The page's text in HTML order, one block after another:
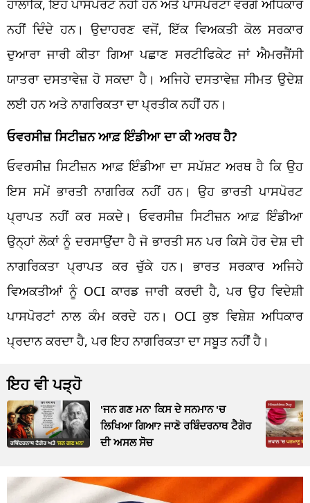
ਹਾਲਾਂਕਿ, ਇਹ ਪਾਸਪੋਰਟ ਨਹੀਂ ਹਨ ਅਤੇ ਪਾਸਪੋਰਟਾਂ ਵਰਗੇ ਅਧਿਕਾਰ
ਨਹੀਂ ਦਿੰਦੇ ਹਨ। ਉਦਾਹਰਣ ਵਜੋਂ, ਇੱਕ ਵਿਅਕਤੀ ਕੋਲ ਸਰਕਾਰ
ਦੁਆਰਾ ਜਾਰੀ ਕੀਤਾ ਗਿਆ ਪਛਾਣ ਸਰਟੀਫਿਕੇਟ ਜਾਂ ਐਮਰਜੈਂਸੀ
ਯਾਤਰਾ ਦਸਤਾਵੇਜ਼ ਹੋ ਸਕਦਾ ਹੈ। ਅਜਿਹੇ ਦਸਤਾਵੇਜ਼ ਸੀਮਤ ਉਦੇਸ਼
ਲਈ ਹਨ ਅਤੇ ਨਾਗਰਿਕਤਾ ਦਾ ਪ੍ਰਤੀਕ ਨਹੀਂ ਹਨ।
ਓਵਰਸੀਜ਼ ਸਿਟੀਜ਼ਨ ਆਫ਼ ਇੰਡੀਆ ਦਾ ਕੀ ਅਰਥ ਹੈ?
ਓਵਰਸੀਜ਼ ਸਿਟੀਜ਼ਨ ਆਫ਼ ਇੰਡੀਆ ਦਾ ਸਪੱਸ਼ਟ ਅਰਥ ਹੈ ਕਿ ਉਹ
ਇਸ ਸਮੇਂ ਭਾਰਤੀ ਨਾਗਰਿਕ ਨਹੀਂ ਹਨ। ਉਹ ਭਾਰਤੀ ਪਾਸਪੋਰਟ
ਪ੍ਰਾਪਤ ਨਹੀਂ ਕਰ ਸਕਦੇ। ਓਵਰਸੀਜ਼ ਸਿਟੀਜ਼ਨ ਆਫ਼ ਇੰਡੀਆ
ਉਨ੍ਹਾਂ ਲੋਕਾਂ ਨੂੰ ਦਰਸਾਉਂਦਾ ਹੈ ਜੋ ਭਾਰਤੀ ਸਨ ਪਰ ਕਿਸੇ ਹੋਰ ਦੇਸ਼ ਦੀ
ਨਾਗਰਿਕਤਾ ਪ੍ਰਾਪਤ ਕਰ ਚੁੱਕੇ ਹਨ। ਭਾਰਤ ਸਰਕਾਰ ਅਜਿਹੇ
ਵਿਅਕਤੀਆਂ ਨੂੰ OCI ਕਾਰਡ ਜਾਰੀ ਕਰਦੀ ਹੈ, ਪਰ ਉਹ ਵਿਦੇਸ਼ੀ
ਪਾਸਪੋਰਟਾਂ ਨਾਲ ਕੰਮ ਕਰਦੇ ਹਨ। OCI ਕੁਝ ਵਿਸ਼ੇਸ਼ ਅਧਿਕਾਰ
ਪ੍ਰਦਾਨ ਕਰਦਾ ਹੈ, ਪਰ ਇਹ ਨਾਗਰਿਕਤਾ ਦਾ ਸਬੂਤ ਨਹੀਂ ਹੈ।
ਇਹ ਵੀ ਪੜ੍ਹੋ
'ਜਨ ਗਣ ਮਨ' ਕਿਸ ਦੇ ਸਨਮਾਨ 'ਚ
ਲਿਖਿਆ ਗਿਆ? ਜਾਣੋ ਰਬਿੰਦਰਨਾਥ ਟੈਗੋਰ
ਦੀ ਅਸਲ ਸੋਚ